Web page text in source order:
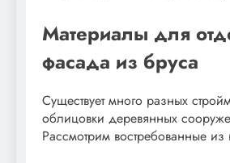
Материалы для
фасада из бруса
Существует много разных
облицовки деревянных
Рассмотрим востребованные из